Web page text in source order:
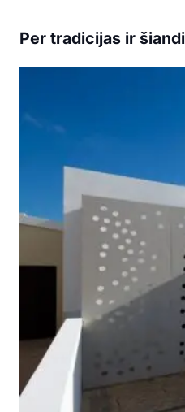
Per tradicijas ir